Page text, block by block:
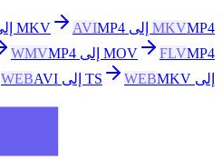
MKVMP4 إلى MKV AVIMP4 إلى AVI
MOV
FLVMP4 إلى FLV WMVMP4 إلى WMV
إلى TS
WEBMKV إلى WEBM WEBAVI إلى WEBM